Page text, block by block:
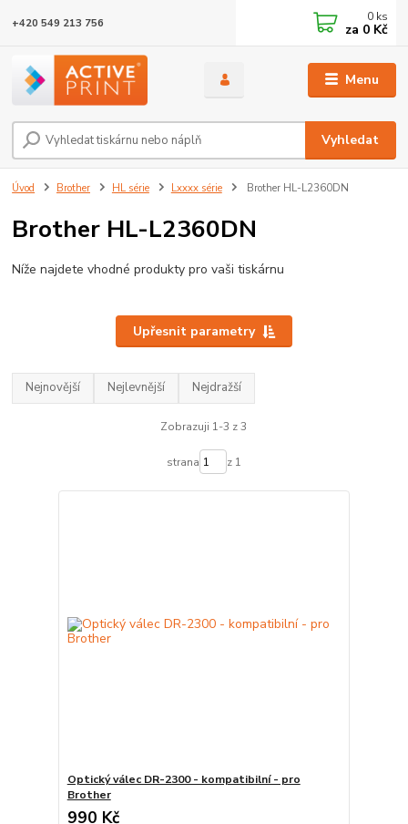
Menu
Vyhledat
+420 549 213 756 0 ks
za 0 Kč
Úvod Brother HL série Lxxxx série Brother HL-L2360DN
Brother HL-L2360DN
Níže najdete vhodné produkty pro vaši tiskárnu
Upřesnit parametry
Nejnovější Nejlevnější Nejdražší
Zobrazuji 1-3 z 3
strana z 1
Optický válec DR-2300 - kompatibilní - pro
Brother
990 Kč